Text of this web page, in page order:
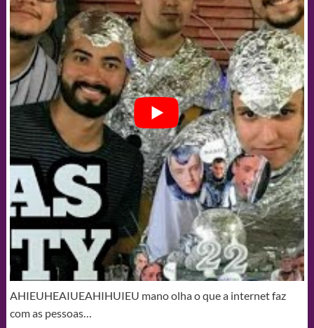
AHIEUHEAIUEAHIHUIEU mano olha o que a internet faz
com as pessoas…